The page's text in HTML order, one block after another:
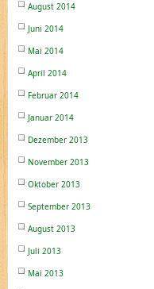
August 2014
Juni 2014
Mai 2014
April 2014
Februar 2014
Januar 2014
Dezember 2013
November 2013
Oktober 2013
September 2013
August 2013
Juli 2013
Mai 2013